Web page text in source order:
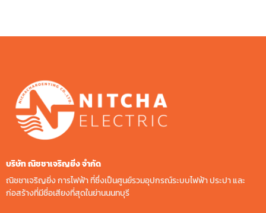
บริษัท ณิชชาเจริญยิ่ง จํากัด
ณิชชาเจริญยิ่ง การไฟฟ้า ที่ซึ่งเป็นศูนย์รวมอุปกรณ์ระบบไฟฟ้า ประปา และ
ก่อสร้างที่มีชื่อเสียงที่สุดในย่านนนทบุรี